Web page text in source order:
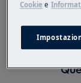
Cookie e